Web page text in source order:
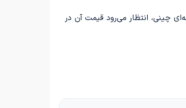
خواهد کرد. براساس گزارشات رسانه‌ای چینی، انتظار می‌رود قیمت آن در